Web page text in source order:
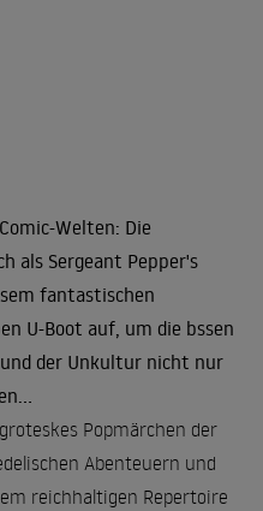
Welten: Die
als Sergeant Pepper's
fantastischen
U-Boot auf, um die bssen
der Unkultur nicht nur
Popmärchen der
Abenteuern und
reichhaltigen Repertoire